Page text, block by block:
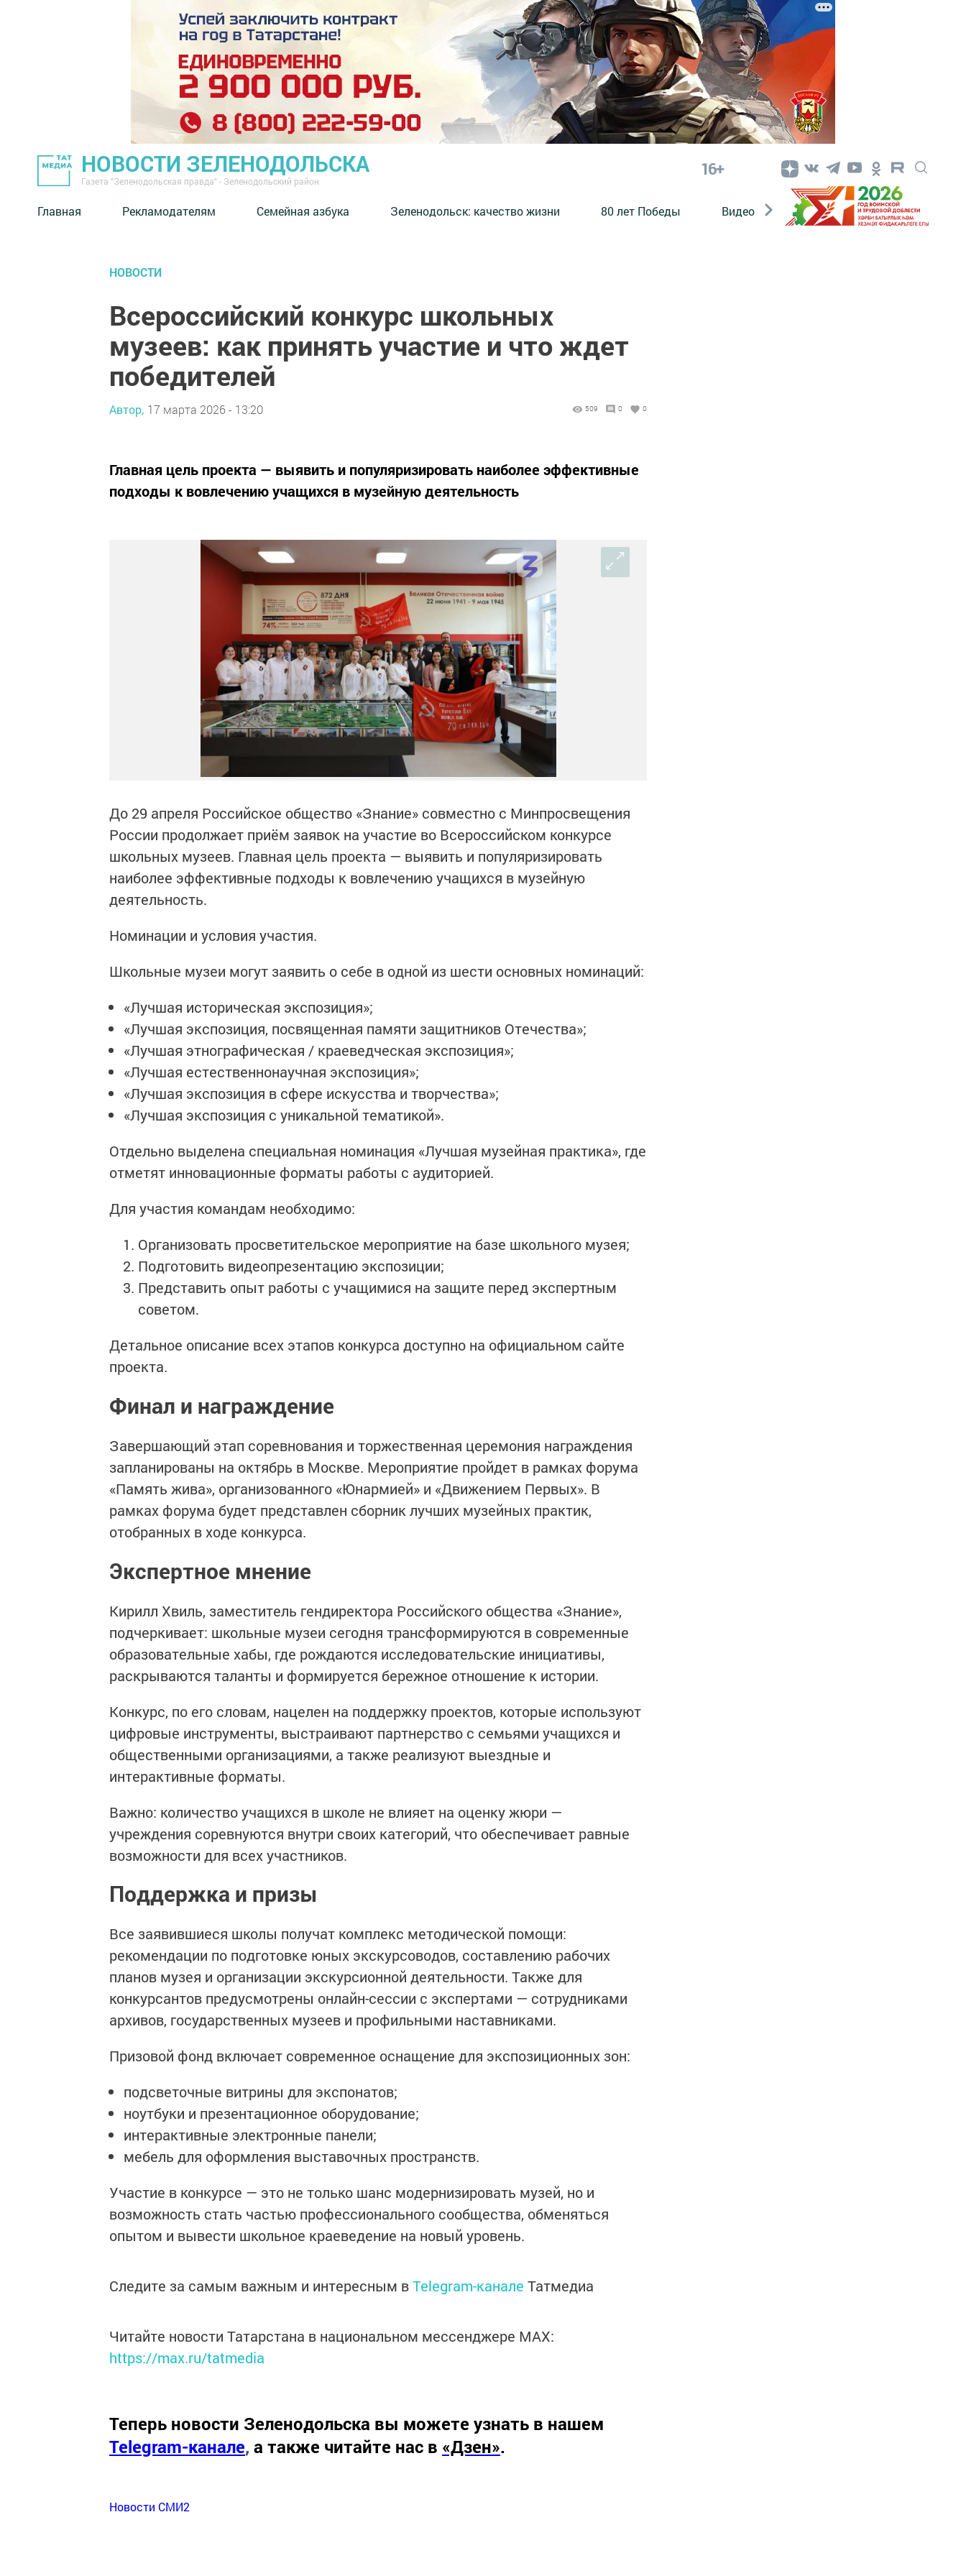
НОВОСТИ ЗЕЛЕНОДОЛЬСКА
Газета "Зеленодольская правда" - Зеленодольский район
16+
Главная Рекламодателям Семейная азбука ⁠Зеленодольск: качество жизни 80 лет Победы Видео Конкурсы ЭтноДети
НОВОСТИ
Всероссийский конкурс школьных
музеев: как принять участие и что ждет
победителей
Автор, 17 марта 2026 - 13:20 509 0 0
Главная цель проекта — выявить и популяризировать наиболее эффективные
подходы к вовлечению учащихся в музейную деятельность
До 29 апреля Российское общество «Знание» совместно с Минпросвещения
России продолжает приём заявок на участие во Всероссийском конкурсе
школьных музеев. Главная цель проекта — выявить и популяризировать
наиболее эффективные подходы к вовлечению учащихся в музейную
деятельность.
Номинации и условия участия.
Школьные музеи могут заявить о себе в одной из шести основных номинаций:
«Лучшая историческая экспозиция»;
«Лучшая экспозиция, посвященная памяти защитников Отечества»;
«Лучшая этнографическая / краеведческая экспозиция»;
«Лучшая естественнонаучная экспозиция»;
«Лучшая экспозиция в сфере искусства и творчества»;
«Лучшая экспозиция с уникальной тематикой».
Отдельно выделена специальная номинация «Лучшая музейная практика», где
отметят инновационные форматы работы с аудиторией.
Для участия командам необходимо:
Организовать просветительское мероприятие на базе школьного музея;
Подготовить видеопрезентацию экспозиции;
Представить опыт работы с учащимися на защите перед экспертным
советом.
Детальное описание всех этапов конкурса доступно на официальном сайте
проекта.
Финал и награждение
Завершающий этап соревнования и торжественная церемония награждения
запланированы на октябрь в Москве. Мероприятие пройдет в рамках форума
«Память жива», организованного «Юнармией» и «Движением Первых». В
рамках форума будет представлен сборник лучших музейных практик,
отобранных в ходе конкурса.
Экспертное мнение
Кирилл Хвиль, заместитель гендиректора Российского общества «Знание»,
подчеркивает: школьные музеи сегодня трансформируются в современные
образовательные хабы, где рождаются исследовательские инициативы,
раскрываются таланты и формируется бережное отношение к истории.
Конкурс, по его словам, нацелен на поддержку проектов, которые используют
цифровые инструменты, выстраивают партнерство с семьями учащихся и
общественными организациями, а также реализуют выездные и
интерактивные форматы.
Важно: количество учащихся в школе не влияет на оценку жюри —
учреждения соревнуются внутри своих категорий, что обеспечивает равные
возможности для всех участников.
Поддержка и призы
Все заявившиеся школы получат комплекс методической помощи:
рекомендации по подготовке юных экскурсоводов, составлению рабочих
планов музея и организации экскурсионной деятельности. Также для
конкурсантов предусмотрены онлайн-сессии с экспертами — сотрудниками
архивов, государственных музеев и профильными наставниками.
Призовой фонд включает современное оснащение для экспозиционных зон:
подсветочные витрины для экспонатов;
ноутбуки и презентационное оборудование;
интерактивные электронные панели;
мебель для оформления выставочных пространств.
Участие в конкурсе — это не только шанс модернизировать музей, но и
возможность стать частью профессионального сообщества, обменяться
опытом и вывести школьное краеведение на новый уровень.
Следите за самым важным и интересным вTelegram-канале Татмедиа
Читайте новости Татарстана в национальном мессенджере MАХ:
https://max.ru/tatmedia
Теперь новости Зеленодольска вы можете узнать в нашем
Telegram-канале, а также читайте нас в «Дзен».
Новости СМИ2